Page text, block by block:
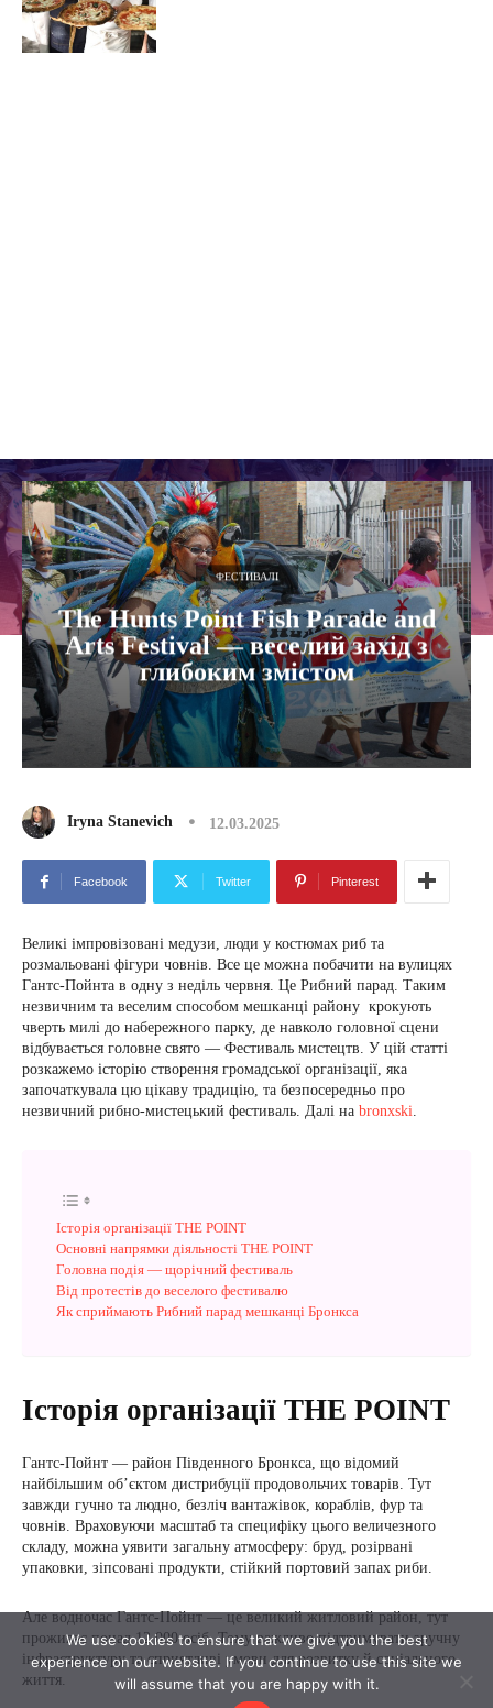
We use cookies to ensure that we give you the best
experience on our website. If you continue to use this site we
will assume that you are happy with it.